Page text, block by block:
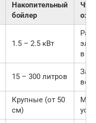
Накопительный
бойлер
Что
1.5 – 2.5 кВт
в
15 – 300 литров
Крупные (от 50
см)